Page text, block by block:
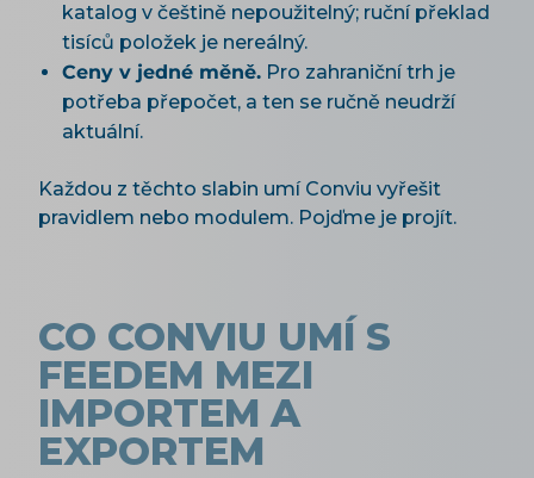
katalog v češtině nepoužitelný; ruční překlad
tisíců položek je nereálný.
Ceny v jedné měně. Pro zahraniční trh je
potřeba přepočet, a ten se ručně neudrží
aktuální.
Každou z těchto slabin umí Conviu vyřešit
pravidlem nebo modulem. Pojďme je projít.
CO CONVIU UMÍ S
FEEDEM MEZI
IMPORTEM A
EXPORTEM